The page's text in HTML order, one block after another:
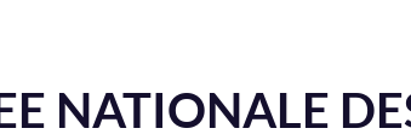
NATIONALE